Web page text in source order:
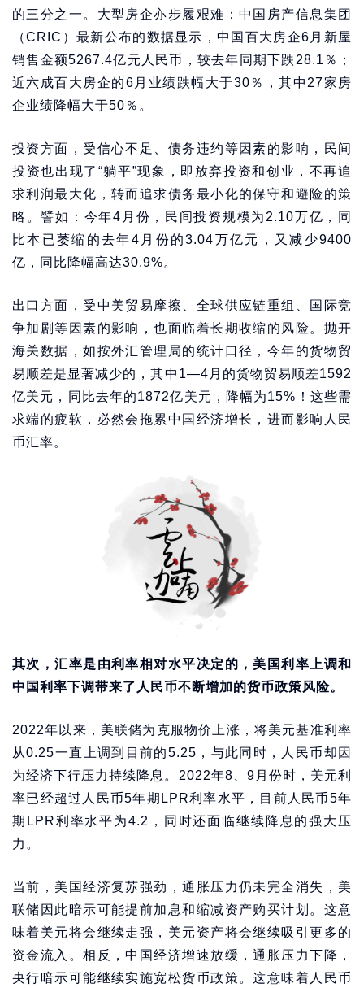
的三分之一。大型房企亦步履艰难：中国房产信息集团
（CRIC）最新公布的数据显示，中国百大房企6月新屋
销售金额5267.4亿元人民币，较去年同期下跌28.1％；
近六成百大房企的6月业绩跌幅大于30％，其中27家房
企业绩降幅大于50％。
投资方面，受信心不足、债务违约等因素的影响，民间
投资也出现了“躺平”现象，即放弃投资和创业，不再追
求利润最大化，转而追求债务最小化的保守和避险的策
略。譬如：今年4月份，民间投资规模为2.10万亿，同
比本已萎缩的去年4月份的3.04万亿元，又减少9400
亿，同比降幅高达30.9%。
出口方面，受中美贸易摩擦、全球供应链重组、国际竞
争加剧等因素的影响，也面临着长期收缩的风险。抛开
海关数据，如按外汇管理局的统计口径，今年的货物贸
易顺差是显著减少的，其中1—4月的货物贸易顺差1592
亿美元，同比去年的1872亿美元，降幅为15%！这些需
求端的疲软，必然会拖累中国经济增长，进而影响人民
币汇率。
其次，汇率是由利率相对水平决定的，美国利率上调和
中国利率下调带来了人民币不断增加的货币政策风险。
2022年以来，美联储为克服物价上涨，将美元基准利率
从0.25一直上调到目前的5.25，与此同时，人民币却因
为经济下行压力持续降息。2022年8、9月份时，美元利
率已经超过人民币5年期LPR利率水平，目前人民币5年
期LPR利率水平为4.2，同时还面临继续降息的强大压
力。
当前，美国经济复苏强劲，通胀压力仍未完全消失，美
联储因此暗示可能提前加息和缩减资产购买计划。这意
味着美元将会继续走强，美元资产将会继续吸引更多的
资金流入。相反，中国经济增速放缓，通胀压力下降，
央行暗示可能继续实施宽松货币政策。这意味着人民币